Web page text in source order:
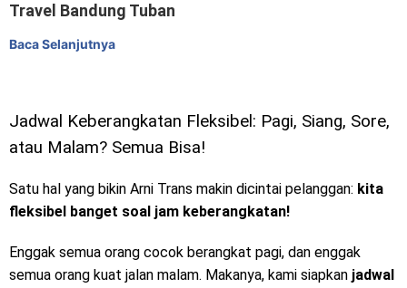
Travel Bandung Tuban
Baca Selanjutnya
Jadwal Keberangkatan Fleksibel: Pagi, Siang, Sore,
atau Malam? Semua Bisa!
Satu hal yang bikin Arni Trans makin dicintai pelanggan: kita
fleksibel banget soal jam keberangkatan!
Enggak semua orang cocok berangkat pagi, dan enggak
semua orang kuat jalan malam. Makanya, kami siapkan jadwal